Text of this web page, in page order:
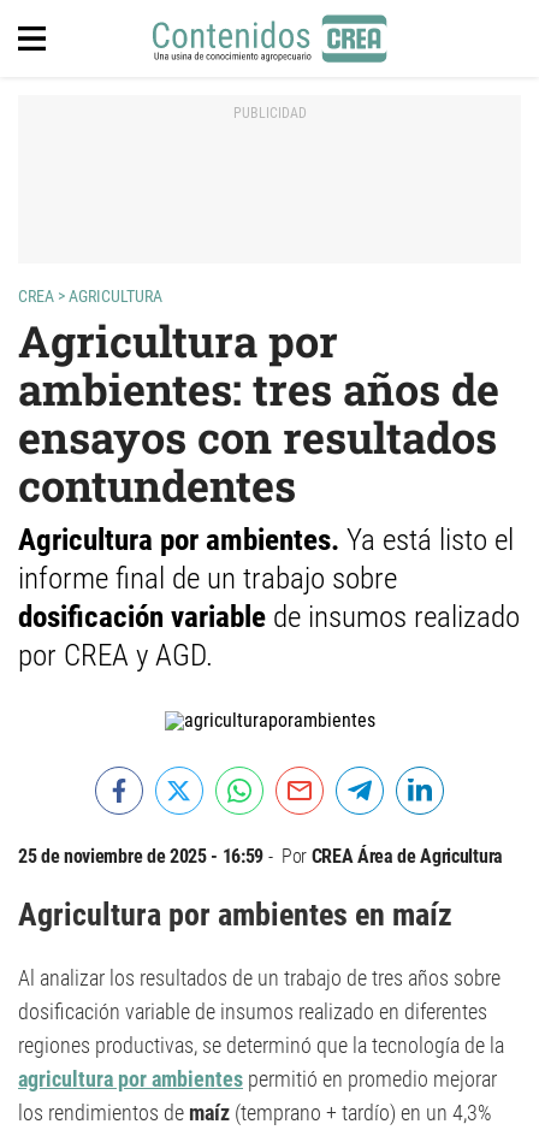
CREA >AGRICULTURA
Agricultura por
ambientes: tres años de
ensayos con resultados
contundentes
Agricultura por ambientes. Ya está listo el
informe final de un trabajo sobre
dosificación variable de insumos realizado
por CREA y AGD.
25 de noviembre de 2025 - 16:59 Por CREA Área de Agricultura
Agricultura por ambientes en maíz
Al analizar los resultados de un trabajo de tres años sobre
dosificación variable de insumos realizado en diferentes
regiones productivas, se determinó que la tecnología de la
agricultura por ambientes permitió en promedio mejorar
los rendimientos de maíz (temprano + tardío) en un 4,3%